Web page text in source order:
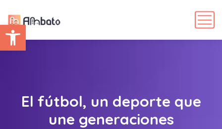
Abrir barra de herramientas
El fútbol, un deporte que
une generaciones